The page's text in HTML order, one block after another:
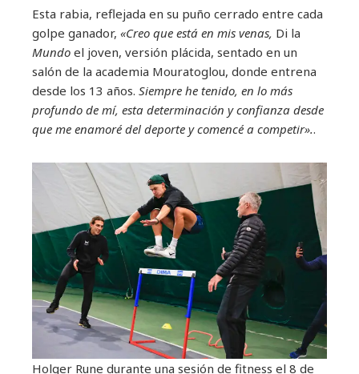
Esta rabia, reflejada en su puño cerrado entre cada
golpe ganador, «Creo que está en mis venas, Di la
Mundo el joven, versión plácida, sentado en un
salón de la academia Mouratoglou, donde entrena
desde los 13 años. Siempre he tenido, en lo más
profundo de mí, esta determinación y confianza desde
que me enamoré del deporte y comencé a competir»..
Holger Rune durante una sesión de fitness el 8 de